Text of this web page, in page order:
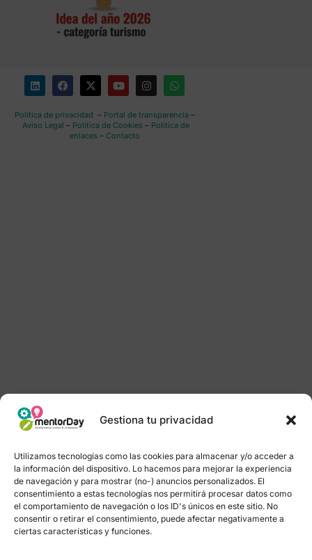
Gestiona tu privacidad
Utilizamos tecnologías como las cookies para almacenar y/o acceder a
la información del dispositivo. Lo hacemos para mejorar la experiencia
de navegación y para mostrar (no-) anuncios personalizados. El
consentimiento a estas tecnologías nos permitirá procesar datos como
el comportamiento de navegación o los ID's únicos en este sitio. No
consentir o retirar el consentimiento, puede afectar negativamente a
ciertas características y funciones.
Política de privacidad – Portal de transparencia–
Aviso Legal – Política de Cookies – Política de
enlaces – Contacto